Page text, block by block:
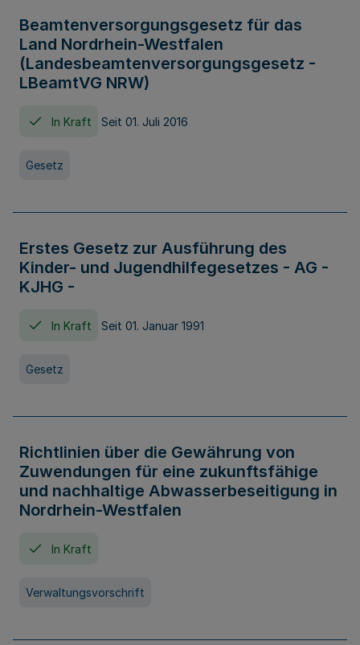
Beamtenversorgungsgesetz für das
Land Nordrhein-Westfalen
(Landesbeamtenversorgungsgesetz -
LBeamtVG NRW)
In Kraft Seit 01. Juli 2016
Gesetz
Erstes Gesetz zur Ausführung des
Kinder- und Jugendhilfegesetzes - AG -
KJHG -
In Kraft Seit 01. Januar 1991
Gesetz
Richtlinien über die Gewährung von
Zuwendungen für eine zukunftsfähige
und nachhaltige Abwasserbeseitigung in
Nordrhein-Westfalen
In Kraft
Verwaltungsvorschrift